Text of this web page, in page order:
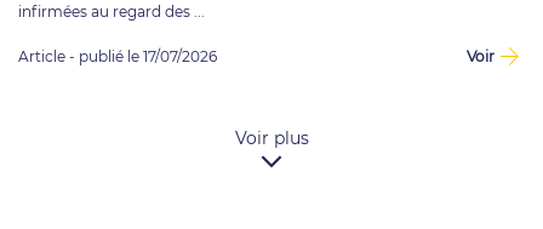
infirmées au regard des ...
Article - publié le 17/07/2026 Voir